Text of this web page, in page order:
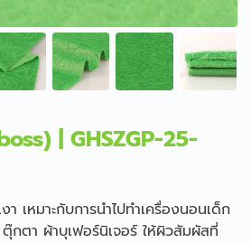
| GHSZGP-25-
เหมาะกับการนำไปทำเครื่องนอนเด็ก
กตา ผ้าบุเฟอร์นิเจอร์ ให้ผิวสัมผัสที่